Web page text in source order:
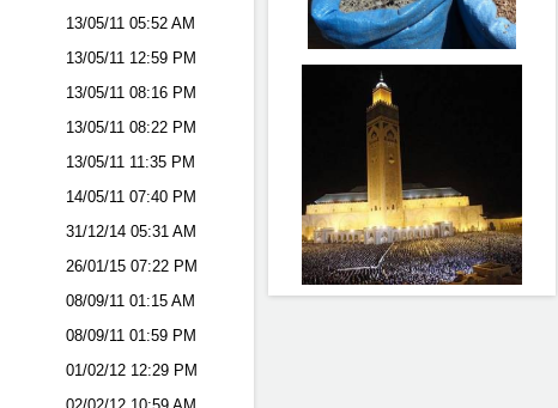
13/05/11 05:52 AM
13/05/11 12:59 PM
13/05/11 08:16 PM
13/05/11 08:22 PM
13/05/11 11:35 PM
14/05/11 07:40 PM
31/12/14 05:31 AM
26/01/15 07:22 PM
08/09/11 01:15 AM
08/09/11 01:59 PM
01/02/12 12:29 PM